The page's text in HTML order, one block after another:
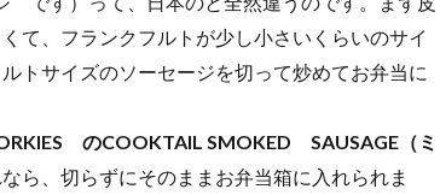
て、フランクフルトが少し小さいくらいのサイ
トサイズのソーセージを切って炒めてお弁当に
のCOOKTAIL SMOKED SAUSAGE（ミ
ら、切らずにそのままお弁当箱に入れられま